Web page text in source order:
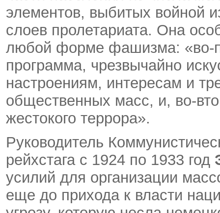
элементов, выбитых войной
слоев пролетариата. Она
любой форме фашизма: «во-
программа, чрезвычайно
настроениям, интересам и
общественных масс, и, во-
жестокого террора».
Руководитель
рейхстага с 1924 по 1933 год
усилий для организации
еще до прихода к власти